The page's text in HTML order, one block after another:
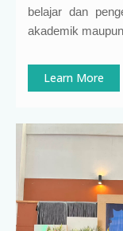
belajar dan
akademik
Learn More